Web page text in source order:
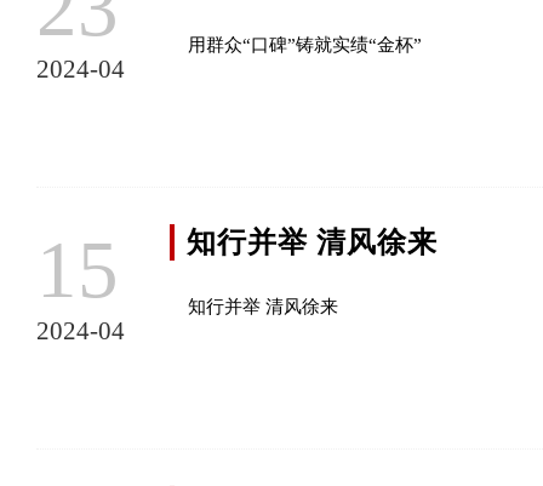
2024-04
用群众“口碑”铸就实绩“金杯”
15
2024-04
知行并举 清风徐来
知行并举 清风徐来